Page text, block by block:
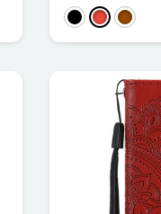
ZwartRoodBruin